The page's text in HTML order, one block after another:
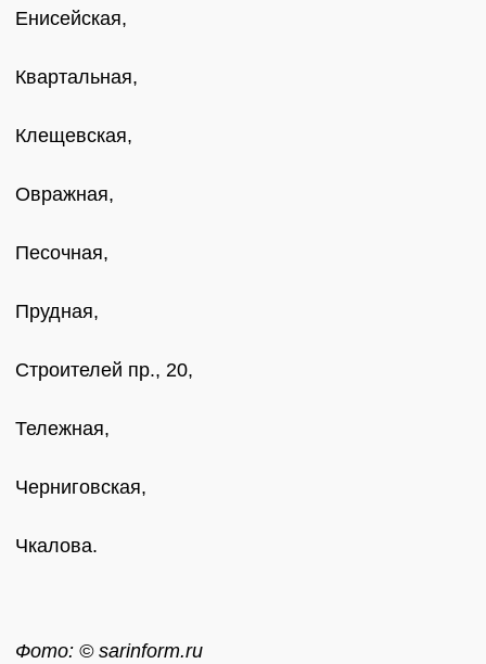
Енисейская,
Квартальная,
Клещевская,
Овражная,
Песочная,
Прудная,
Строителей пр., 20,
Тележная,
Черниговская,
Чкалова.
Фото: © sarinform.ru